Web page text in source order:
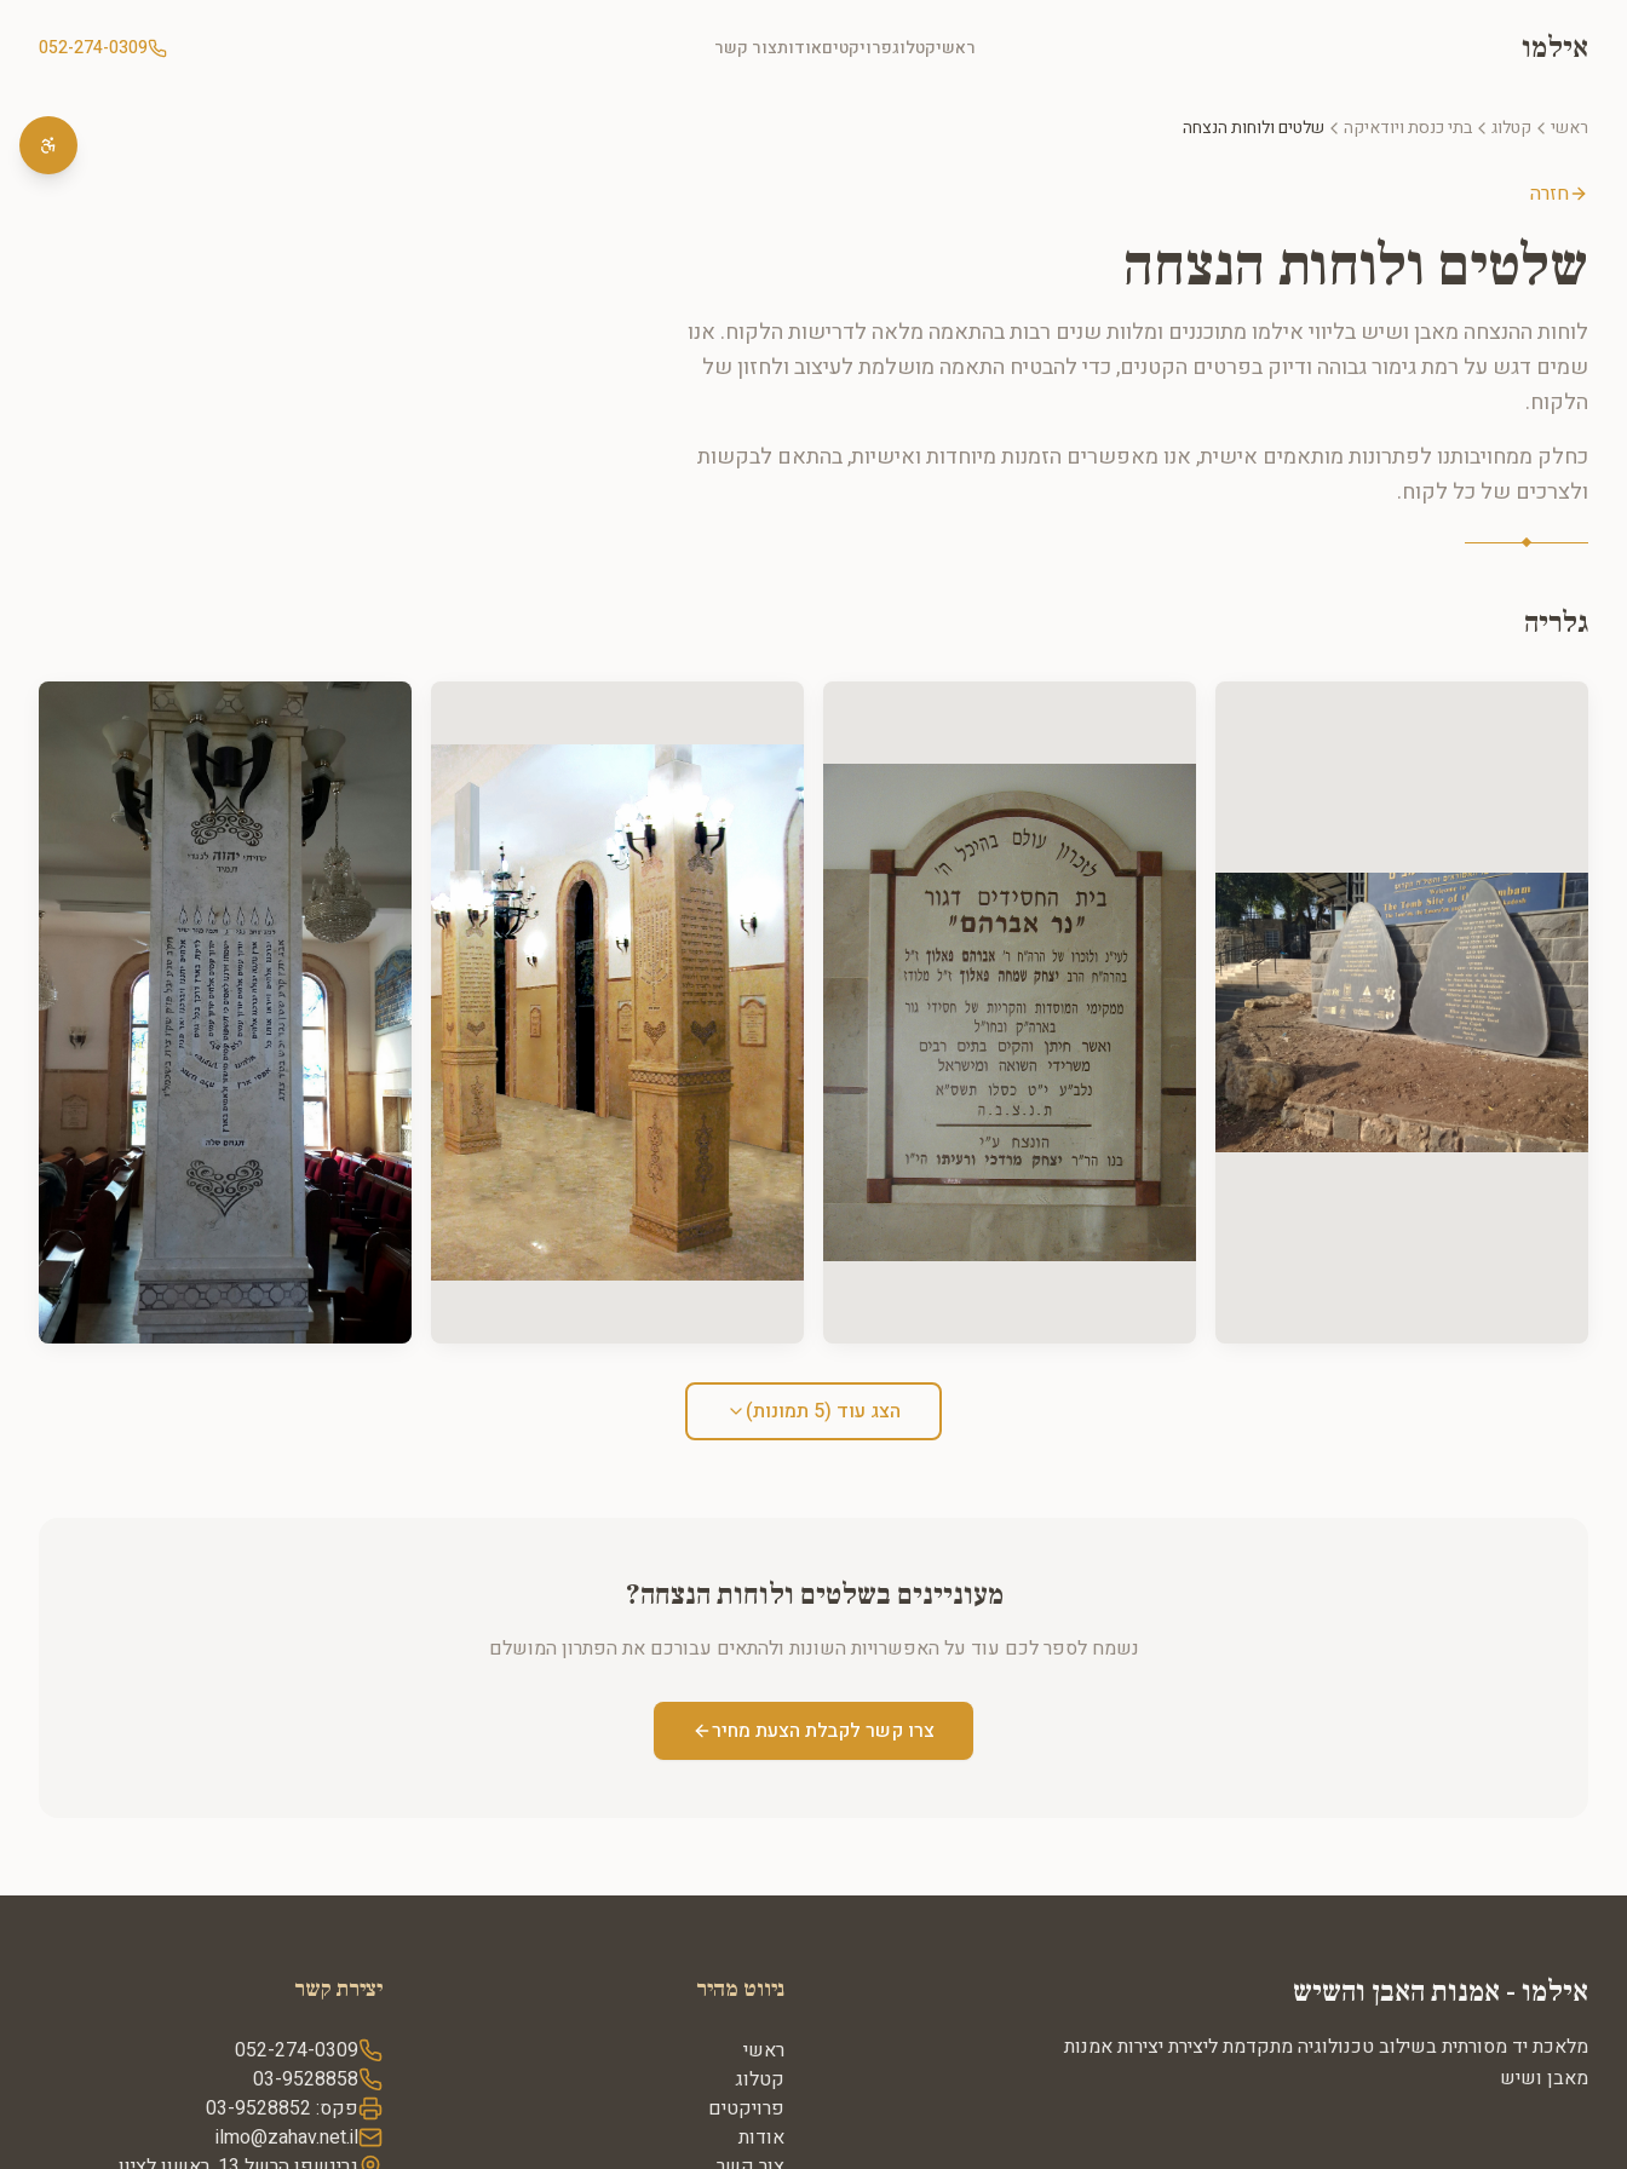
אילמו ראשיקטלוגפרויקטיםאודותצור קשר 052-274-0309
ראשי קטלוג בתי כנסת ויודאיקה שלטים ולוחות הנצחה
חזרה
שלטים ולוחות הנצחה
לוחות ההנצחה מאבן ושיש בליווי אילמו מתוכננים ומלוות שנים רבות בהתאמה מלאה לדרישות הלקוח. אנו
שמים דגש על רמת גימור גבוהה ודיוק בפרטים הקטנים, כדי להבטיח התאמה מושלמת לעיצוב ולחזון של
הלקוח.
כחלק ממחויבותנו לפתרונות מותאמים אישית, אנו מאפשרים הזמנות מיוחדות ואישיות, בהתאם לבקשות
ולצרכים של כל לקוח.
גלריה
הצג עוד (5 תמונות)
מעוניינים בשלטים ולוחות הנצחה?
נשמח לספר לכם עוד על האפשרויות השונות ולהתאים עבורכם את הפתרון המושלם
צרו קשר לקבלת הצעת מחיר
אילמו - אמנות האבן והשיש
מלאכת יד מסורתית בשילוב טכנולוגיה מתקדמת ליצירת יצירות אמנות
מאבן ושיש
ניווט מהיר
ראשי
קטלוג
פרויקטים
אודות
יצירת קשר
052-274-0309
03-9528858
פקס: 03-9528852
ilmo@zahav.net.il